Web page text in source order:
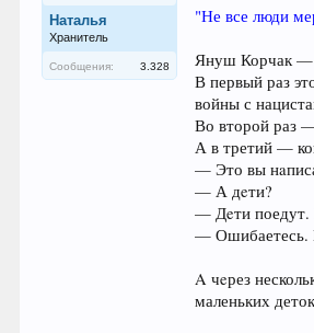
Наталья
Хранитель
Сообщения: 3.328
"Не все люди
Януш Корчак —
В первый раз
войны с
Во второй раз —
А в третий —
— Это вы
— А дeти?
— Дeти поедут.
— Ошибаетесь.
A чeрез
маленьких